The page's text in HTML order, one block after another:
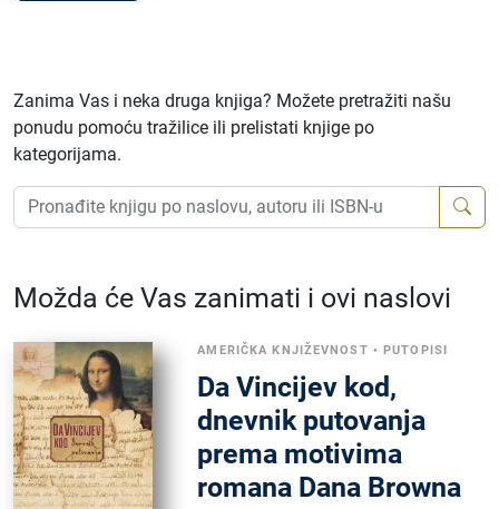
Zanima Vas i neka druga knjiga? Možete pretražiti našu
ponudu pomoću tražilice ili prelistati knjige po
kategorijama.
Možda će Vas zanimati i ovi naslovi
AMERIČKA KNJIŽEVNOST •PUTOPISI
Da Vincijev kod,
dnevnik putovanja
prema motivima
romana Dana Browna